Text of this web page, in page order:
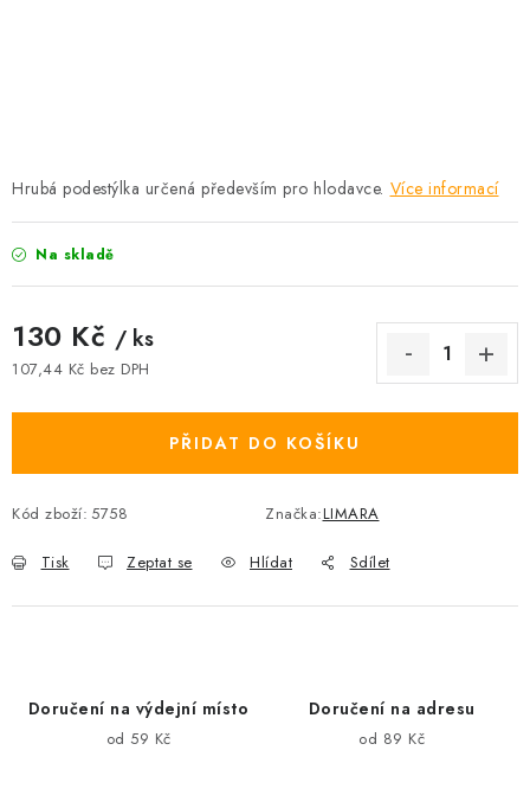
Podmínky ochrany osobních údajů
Kontakt
Hrubá podestýlka určená především pro hlodavce. Více informací
Na skladě
130 Kč / ks
107,44 Kč bez DPH
PŘIDAT DO KOŠÍKU
Kód zboží: 5758 Značka:LIMARA
Tisk Zeptat se Hlídat Sdílet
Doručení na výdejní místo
od 59 Kč
Doručení na adresu
od 89 Kč